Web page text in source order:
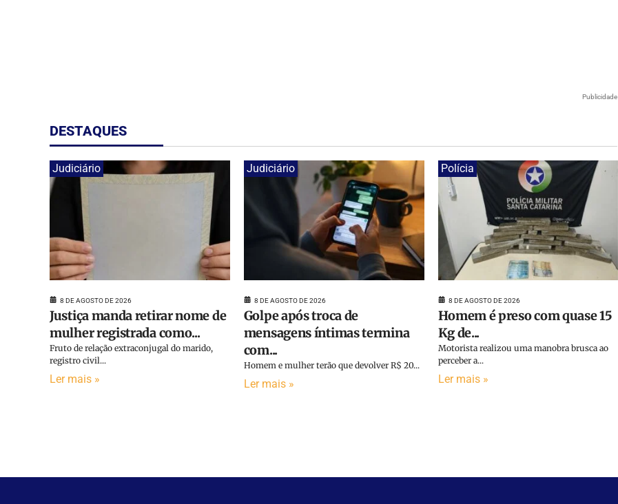
Publicidade
DESTAQUES
Judiciário
8 DE AGOSTO DE 2026
Justiça manda retirar nome de
mulher registrada como...
Fruto de relação extraconjugal do marido,
registro civil...
Ler mais »
Judiciário
8 DE AGOSTO DE 2026
Golpe após troca de
mensagens íntimas termina
com...
Homem e mulher terão que devolver R$ 20...
Ler mais »
Polícia
8 DE AGOSTO DE 2026
Homem é preso com quase 15
Kg de...
Motorista realizou uma manobra brusca ao
perceber a...
Ler mais »